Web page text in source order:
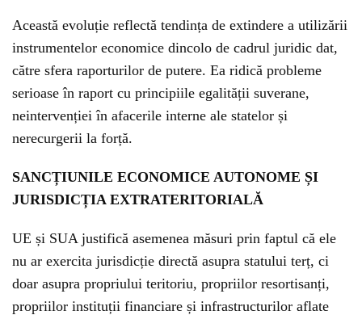
Această evoluție reflectă tendința de extindere a utilizării
instrumentelor economice dincolo de cadrul juridic dat,
către sfera raporturilor de putere. Ea ridică probleme
serioase în raport cu principiile egalității suverane,
neintervenției în afacerile interne ale statelor și
nerecurgerii la forță.
SANCȚIUNILE ECONOMICE AUTONOME ȘI
JURISDICȚIA EXTRATERITORIALĂ
UE și SUA justifică asemenea măsuri prin faptul că ele
nu ar exercita jurisdicție directă asupra statului terț, ci
doar asupra propriului teritoriu, propriilor resortisanți,
propriilor instituții financiare și infrastructurilor aflate